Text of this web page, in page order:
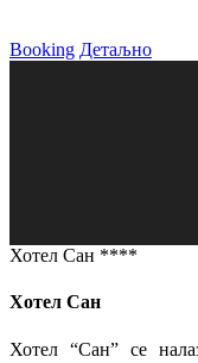
Booking Детаљно
Хотел Сан ****
Хотел Сан
Хотел “Сан” се